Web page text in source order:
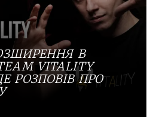
В
VITALITY
РОЗПОВІВ ПРО